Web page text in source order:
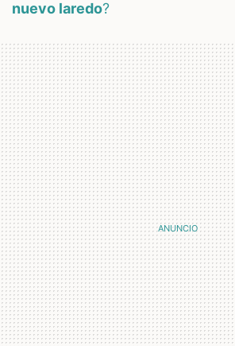
nuevo laredo?